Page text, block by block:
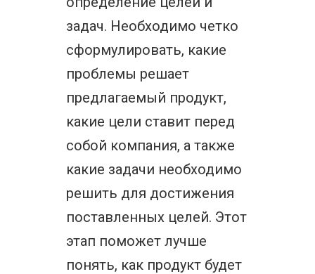
задач. Необходимо четко
сформулировать, какие
проблемы решает
предлагаемый продукт,
какие цели ставит перед
собой компания, а также
какие задачи необходимо
решить для достижения
поставленных целей. Этот
этап поможет лучше
понять, как продукт будет